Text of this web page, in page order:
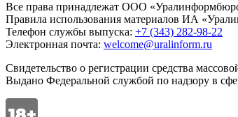
Все права принадлежат ООО
Правила использования материалов ИА
Телефон службы выпуска: +7 (343) 282-98-22
Электронная почта: welcome@uralinform.ru
Свидетельство о регистрации средства
Выдано Федеральной службой по надзору в